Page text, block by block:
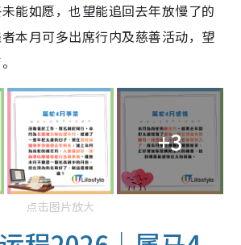
能如愿，也望能追回去年放慢了的
本月可多出席行内及慈善活动，望
+3
点击图片放大